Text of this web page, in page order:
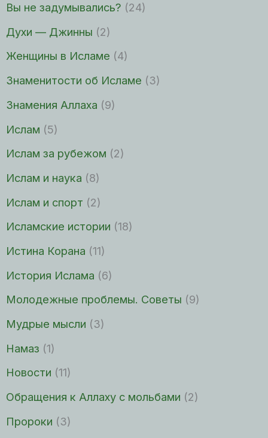
Вы не задумывались? (24)
Духи — Джинны (2)
Женщины в Исламе (4)
Знаменитости об Исламе (3)
Знамения Аллаха (9)
Ислам (5)
Ислам за рубежом (2)
Ислам и наука (8)
Ислам и спорт (2)
Исламские истории (18)
Истина Корана (11)
История Ислама (6)
Молодежные проблемы. Советы (9)
Мудрые мысли (3)
Намаз (1)
Новости (11)
Обращения к Аллаху с мольбами (2)
Пророки (3)